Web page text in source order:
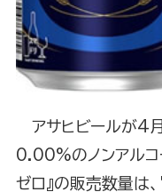
アサヒビールが4
0.00%のノンアルコ
ゼロ』の販売数量は